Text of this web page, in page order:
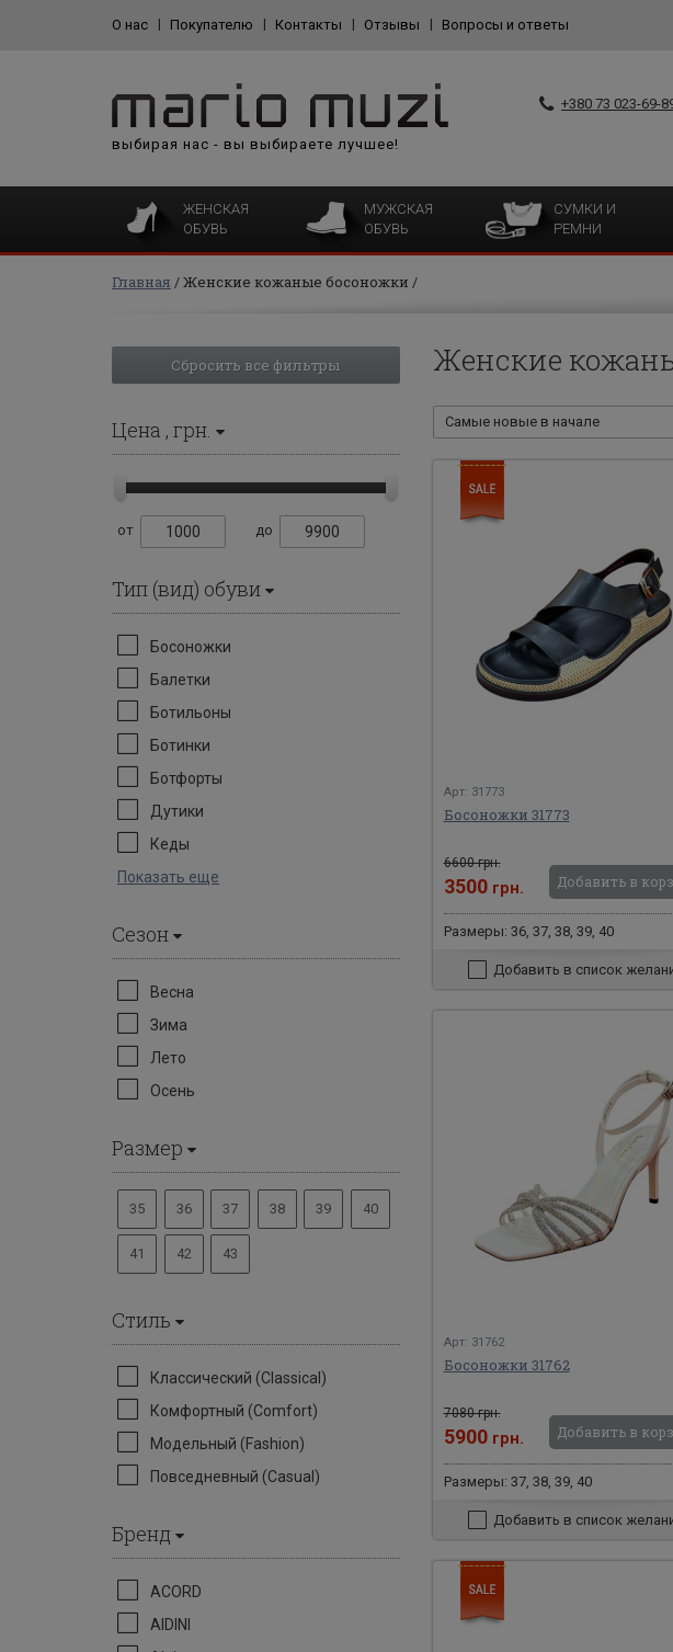
О нас Покупателю Контакты Отзывы Вопросы и ответы
выбирая нас - вы выбираете лучшее!
+380 73 023-69-
ЖЕНСКАЯ
ОБУВЬ
МУЖСКАЯ
ОБУВЬ
СУМКИ И
РЕМНИ
Главная Женские кожаные босоножки
Сбросить все фильтры
Цена , грн.
от до
Тип (вид) обуви
Босоножки
Балетки
Ботильоны
Ботинки
Ботфорты
Дутики
Кеды
Показать еще
Сезон
Весна
Зима
Лето
Осень
Размер
35 36 37 38 39 40
41 42 43
Стиль
Классический (Classical)
Комфортный (Comfort)
Модельный (Fashion)
Повседневный (Casual)
Бренд
ACORD
AIDINI
Женские
Самые новые в начале
Арт: 31773
Босоножки 31773
6600 грн.
3500 грн. Добавить в
Размеры: 36, 37, 38, 39, 40
Добавить в список
Арт: 31762
Босоножки 31762
7080 грн.
5900 грн. Добавить в
Размеры: 37, 38, 39, 40
Добавить в список